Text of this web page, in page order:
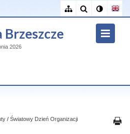
Brzeszcze
2026
/ Światowy Dzień Organizacji